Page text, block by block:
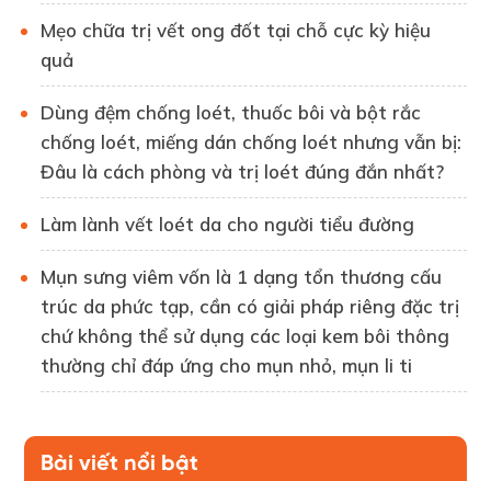
Mẹo chữa trị vết ong đốt tại chỗ cực kỳ hiệu
quả
Dùng đệm chống loét, thuốc bôi và bột rắc
chống loét, miếng dán chống loét nhưng vẫn bị:
Đâu là cách phòng và trị loét đúng đắn nhất?
Làm lành vết loét da cho người tiểu đường
Mụn sưng viêm vốn là 1 dạng tổn thương cấu
trúc da phức tạp, cần có giải pháp riêng đặc trị
chứ không thể sử dụng các loại kem bôi thông
thường chỉ đáp ứng cho mụn nhỏ, mụn li ti
Bài viết nổi bật